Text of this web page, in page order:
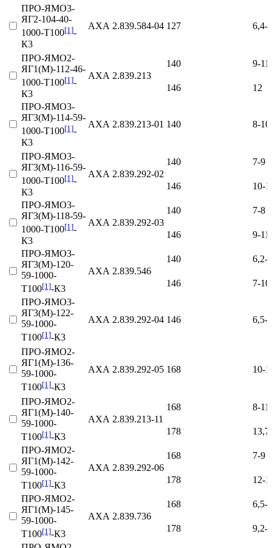
ПРО-ЯМО3-
ЯГ2-104-40-
1000-Т100[1]-
К3
АХА 2.839.584‑04 127 6,4-
ПРО-ЯМО2-
ЯГ1(М)-112-46-
1000-Т100[1]-
К3
АХА 2.839.213
140 9-11
146
12
ПРО-ЯМО3-
ЯГ3(М)-114-59-
1000-Т100[1]-
К3
АХА 2.839.213‑01 140 8-10
ПРО-ЯМО3-
ЯГ3(М)-116-59-
1000-Т100[1]-
К3
АХА 2.839.292‑02
140 7-9
146
10-
ПРО-ЯМО3-
ЯГ3(М)-118-59-
1000-Т100[1]-
К3
АХА 2.839.292‑03
140 7-8
146
9-11
ПРО-ЯМО3-
ЯГ3(М)-120-
59-1000-
Т100[1]-К3
АХА 2.839.546
140 6,2-7
146
7-10
ПРО-ЯМО3-
ЯГ3(М)-122-
59-1000-
Т100[1]-К3
АХА 2.839.292‑04 146 6,5-9
ПРО-ЯМО2-
ЯГ1(М)-136-
59-1000-
Т100[1]-К3
АХА 2.839.292‑05 168 10-
ПРО-ЯМО2-
ЯГ1(М)-140-
59-1000-
Т100[1]-К3
АХА 2.839.213‑11
168 8-11
178
ПРО-ЯМО2-
ЯГ1(М)-142-
59-1000-
Т100[1]-К3
АХА 2.839.292‑06
168 7-9
178
12-
ПРО-ЯМО2-
ЯГ1(М)-145-
59-1000-
Т100[1]-К3
АХА 2.839.736
168 6,5-9
178
9,2-